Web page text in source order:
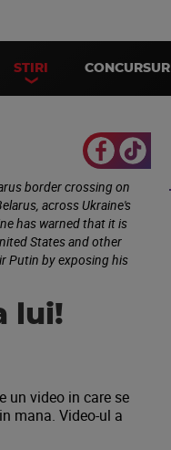
STIRI CONCURSURI
border crossing on
across Ukraine's
has warned that it is
States and other
Putin by exposing his
lui!
un video in care se
mana. Video-ul a